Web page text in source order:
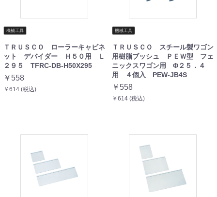
機械工具
ＴＲＵＳＣＯ ローラーキャビネ
ット デバイダー Ｈ５０用 Ｌ
２９５ TFRC-DB-H50X295
￥558
￥614 (税込)
機械工具
ＴＲＵＳＣＯ スチール製ワゴン
用樹脂ブッシュ ＰＥＷ型 フェ
ニックスワゴン用 Φ２５．４
用 ４個入 PEW-JB4S
￥558
￥614 (税込)